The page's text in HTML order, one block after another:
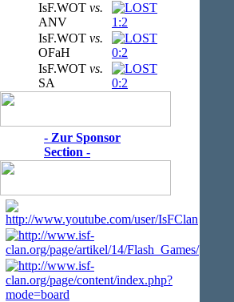
IsF.WOT vs.
ANV
1:2
IsF.WOT vs.
OFaH
0:2
IsF.WOT vs.
SA
0:2
- Zur Sponsor
Section -